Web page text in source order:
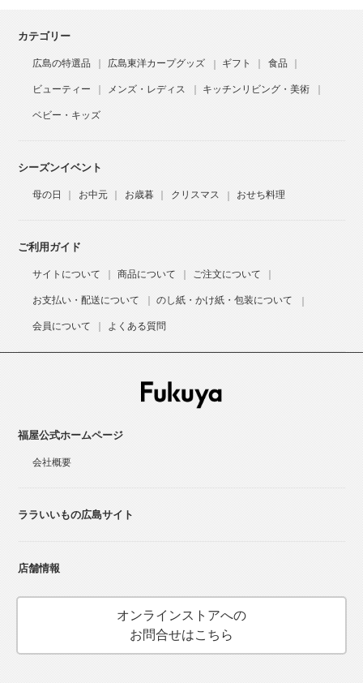
カテゴリー
広島の特選品 広島東洋カープグッズ ギフト 食品
ビューティー メンズ・レディス キッチンリビング・美術
ベビー・キッズ
シーズンイベント
母の日 お中元 お歳暮 クリスマス おせち料理
ご利用ガイド
サイトについて 商品について ご注文について
お支払い・配送について のし紙・かけ紙・包装について
会員について よくある質問
福屋公式ホームページ
会社概要
ララいいもの広島サイト
店舗情報
オンラインストアへの
お問合せはこちら